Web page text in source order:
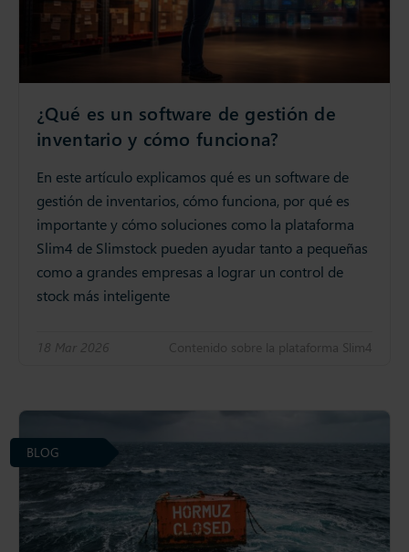
¿Qué es un software de gestión de
inventario y cómo funciona?
En este artículo explicamos qué es un software de
gestión de inventarios, cómo funciona, por qué es
importante y cómo soluciones como la plataforma
Slim4 de Slimstock pueden ayudar tanto a pequeñas
como a grandes empresas a lograr un control de
stock más inteligente
18 Mar 2026 Contenido sobre la plataforma Slim4
BLOG